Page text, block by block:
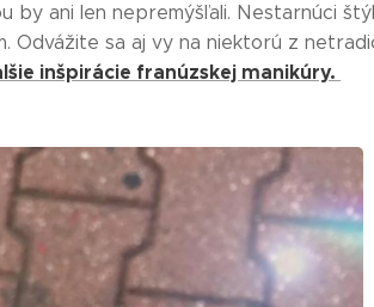
by ani len nepremýšľali. Nestarnúci štýl
Odvážite sa aj vy na niektorú z
inšpirácie franúzskej manikúry.